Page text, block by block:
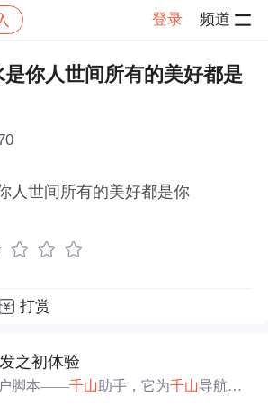
登录 频道
感慨 帖子详情
你人世间所有的美好都是
人世间所有的美好都是你
打赏
之初体验
户脚本——千山助手，它为千山导航站